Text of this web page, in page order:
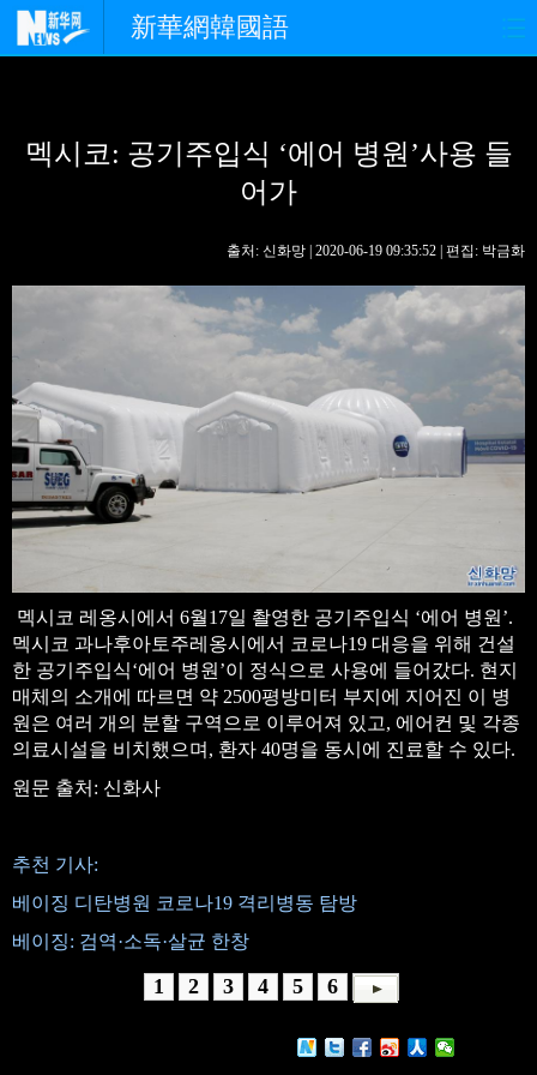
新華網韓國語
경제 사회 포토
핫 TV
멕시코: 공기주입식 ‘에어 병원’사용 들
어가
출처: 신화망 | 2020-06-19 09:35:52 | 편집: 박금화
멕시코 레옹시에서 6월17일 촬영한 공기주입식 ‘에어 병원’.
멕시코 과나후아토주레옹시에서 코로나19 대응을 위해 건설
한 공기주입식‘에어 병원’이 정식으로 사용에 들어갔다. 현지
매체의 소개에 따르면 약 2500평방미터 부지에 지어진 이 병
원은 여러 개의 분할 구역으로 이루어져 있고, 에어컨 및 각종
의료시설을 비치했으며, 환자 40명을 동시에 진료할 수 있다.
원문 출처: 신화사
추천 기사:
베이징 디탄병원 코로나19 격리병동 탐방
베이징: 검역·소독·살균 한창
1 2 3 4 5 6